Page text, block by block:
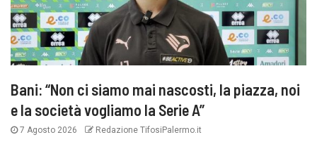
Bani: “Non ci siamo mai nascosti, la piazza, noi
e la società vogliamo la Serie A”
7 Agosto 2026 Redazione TifosiPalermo.it